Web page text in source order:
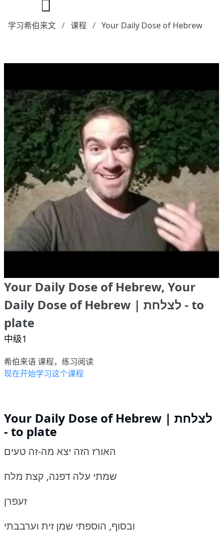
学习希伯来文 课程 Your Daily Dose of Hebrew
Your Daily Dose of Hebrew, Your
Daily Dose of Hebrew | לצלחת - to
plate
中级1
希伯来语 课程，练习阅读
现在开始学习这个课程
Your Daily Dose of Hebrew | לצלחת
- to plate
האורז הזה יצא מה-זה טעים
שמתי עלה דפנה, קצת מלח
זעפרן
ובסוף, הוספתי שמן זית וערבבתי